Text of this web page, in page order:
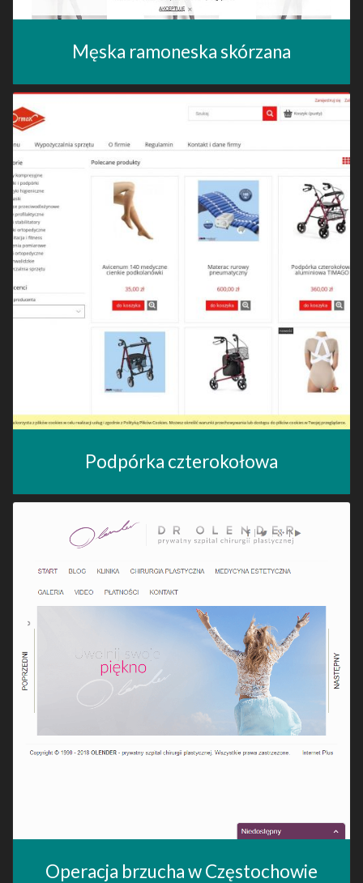
Męska ramoneska skórzana
Podpórka czterokołowa
Operacja brzucha w Częstochowie